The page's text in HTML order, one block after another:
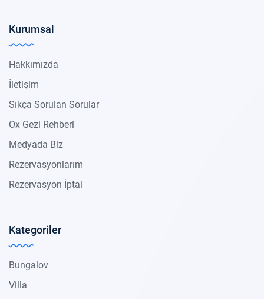
Kurumsal
Hakkımızda
İletişim
Sıkça Sorulan Sorular
Ox Gezi Rehberi
Medyada Biz
Rezervasyonlarım
Rezervasyon İptal
Kategoriler
Bungalov
Villa